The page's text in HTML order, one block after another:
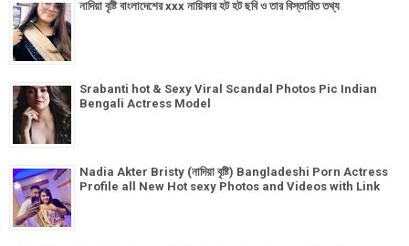
নাদিয়া বৃষ্টি বাংলাদেশের xxx নায়িকার হট হট ছবি ও তার বিস্তারিত তথ্য
Srabanti hot & Sexy Viral Scandal Photos Pic Indian
Bengali Actress Model
Nadia Akter Bristy (নাদিয়া বৃষ্টি) Bangladeshi Porn Actress
Profile all New Hot sexy Photos and Videos with Link